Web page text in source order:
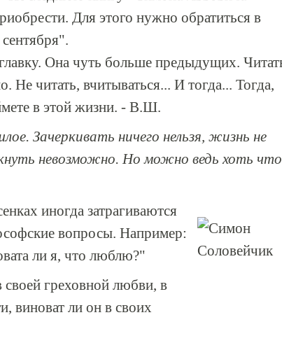
Для этого нужно обратиться в
Она чуть больше предыдущих.
Не читать, вчитываться... И тогда... Тогда,
в этой жизни. - В.Ш.
Зачеркивать ничего нельзя, жизнь не
невозможно. Но можно ведь хоть
иногда затрагиваются
вопросы. Например:
ли я, что люблю?"
своей греховной любви, в
виноват ли он в своих